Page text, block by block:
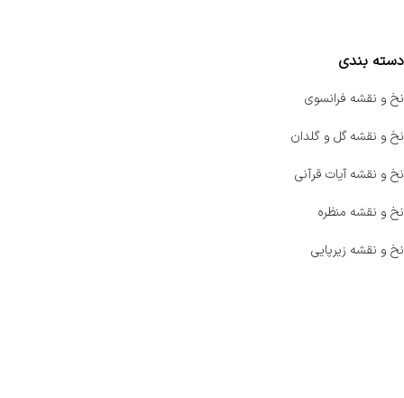
دسته بندی
نخ و نقشه فرانسوی
نخ و نقشه گل و گلدان
نخ و نقشه آیات قرآنی
نخ و نقشه منظره
نخ و نقشه زیرپایی